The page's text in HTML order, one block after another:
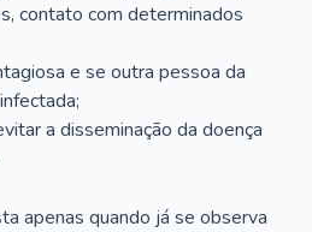
contato com determinados
e se outra pessoa da
a disseminação da doença
apenas quando já se observa